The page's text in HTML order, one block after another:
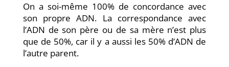
On a soi-même 100% de concordance avec
son propre ADN. La correspondance avec
l’ADN de son père ou de sa mère n’est plus
que de 50%, car il y a aussi les 50% d’ADN de
l’autre parent.